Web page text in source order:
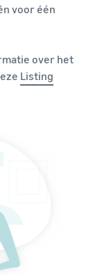
voor één
over het
Listing